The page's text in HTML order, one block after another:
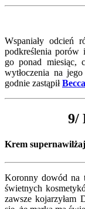
Wspaniały odcień
podkreślenia porów
go ponad miesiąc,
wytłoczenia na
godnie zastąpił
9/
Krem
Koronny dowód na
świetnych
zawsze kojarzyłam